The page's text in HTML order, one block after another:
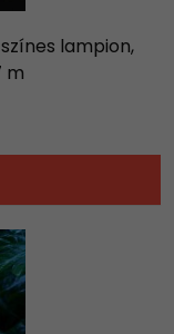
lampion,
m